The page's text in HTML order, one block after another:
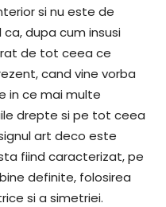
si nu este de
dupa cum insusi
de tot ceea ce
cand vine vorba
in ce mai multe
drepte si pe tot ceea
art deco este
fiind caracterizat, pe
definite, folosirea
si a simetriei.